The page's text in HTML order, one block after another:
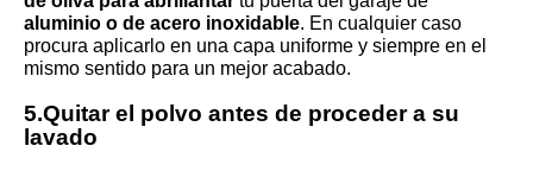
aluminio o de acero inoxidable. En cualquier caso
procura aplicarlo en una capa uniforme y siempre en el
mismo sentido para un mejor acabado.
5.Quitar el polvo antes de proceder a su
lavado